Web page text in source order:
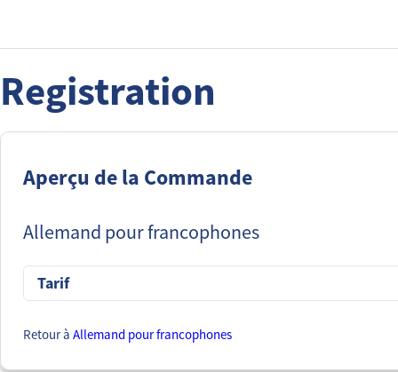
Registration
Aperçu de la Commande
Allemand pour francophones
Tarif
Retour à Allemand pour francophones